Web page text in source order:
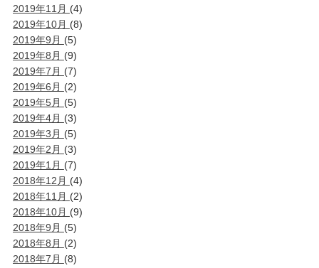
2019年11月 (4)
2019年10月 (8)
2019年9月 (5)
2019年8月 (9)
2019年7月 (7)
2019年6月 (2)
2019年5月 (5)
2019年4月 (3)
2019年3月 (5)
2019年2月 (3)
2019年1月 (7)
2018年12月 (4)
2018年11月 (2)
2018年10月 (9)
2018年9月 (5)
2018年8月 (2)
2018年7月 (8)